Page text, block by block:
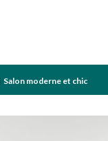
Salon moderne et chic